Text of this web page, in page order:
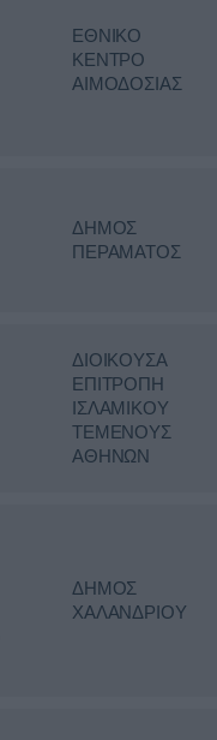
ΕΘΝΙΚΟ
ΚΕΝΤΡΟ
ΑΙΜΟΔΟΣΙΑΣ
ΔΗΜΟΣ
ΠΕΡΑΜΑΤΟΣ
ΔΙΟΙΚΟΥΣΑ
ΕΠΙΤΡΟΠΗ
ΙΣΛΑΜΙΚΟΥ
ΤΕΜΕΝΟΥΣ
ΑΘΗΝΩΝ
ΔΗΜΟΣ
ΧΑΛΑΝΔΡΙΟΥ